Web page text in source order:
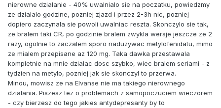
nierowne dzialanie - 40% uwalnialo sie na poczatku, powiedzmy
ze dzialalo godzine, pozniej zjazd i przez 2-3h nic, pozniej
dopiero zaczynala sie powoli uwalniac reszta. Skonczylo sie tak,
ze bralem taki CR, po godzinie bralem zwykla wersje jeszcze ze 2
razy, ogolnie to zaczalem sporo naduzywac metylofenidatu, mimo
ze mialem przepisane az 120 mg. Taka dawka przestawala
kompletnie na mnie dzialac dosc szybko, wiec bralem seriami - z
tydzien na metylo, pozniej jak sie skonczyl to przerwa.
Minou, mowisz ze na Elvanse nie ma takiego nierownego
dzialania. Piszesz tez o problemach z samopoczuciem wieczorem
- czy bierzesz do tego jakies antydepresanty by to